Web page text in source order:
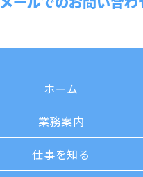
ホーム
業務案内
仕事を知る